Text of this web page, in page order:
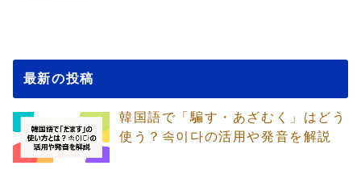
最新の投稿
韓国語で「騙す・あざむく」はどう
使う？속이다の活用や発音を解説